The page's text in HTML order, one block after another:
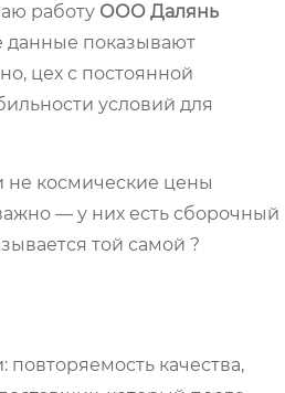
работу ООО Далянь
данные показывают
цех с постоянной
условий для
не космические цены
— у них есть сборочный
той самой ?
качества,